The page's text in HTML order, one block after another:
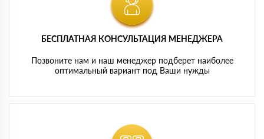
БЕСПЛАТНАЯ КОНСУЛЬТАЦИЯ МЕНЕДЖЕРА
Позвоните нам и наш менеджер подберет наиболее
оптимальный вариант под Ваши нужды